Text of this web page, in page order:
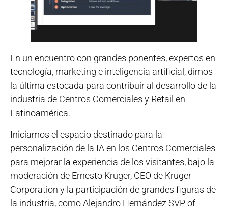
En un encuentro con grandes ponentes, expertos en
tecnología, marketing e inteligencia artificial, dimos
la última estocada para contribuir al desarrollo de la
industria de Centros Comerciales y Retail en
Latinoamérica.
Iniciamos el espacio destinado para la
personalización de la IA en los Centros Comerciales
para mejorar la experiencia de los visitantes, bajo la
moderación de Ernesto Kruger, CEO de Kruger
Corporation y la participación de grandes figuras de
la industria, como Alejandro Hernández SVP of